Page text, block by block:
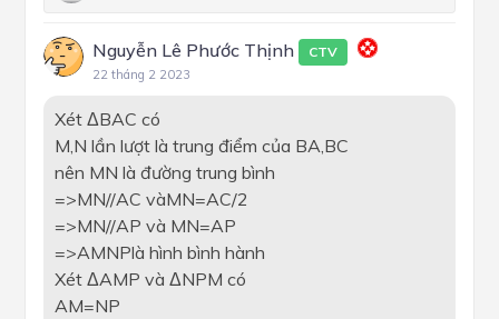
Nguyễn Lê Phước Thịnh CTV
22 tháng 2 2023
Xét ΔBAC có
M,N lần lượt là trung điểm của BA,BC
nên MN là đường trung bình
=>MN//AC vàMN=AC/2
=>MN//AP và MN=AP
=>AMNPlà hình bình hành
Xét ΔAMP và ΔNPM có
AM=NP